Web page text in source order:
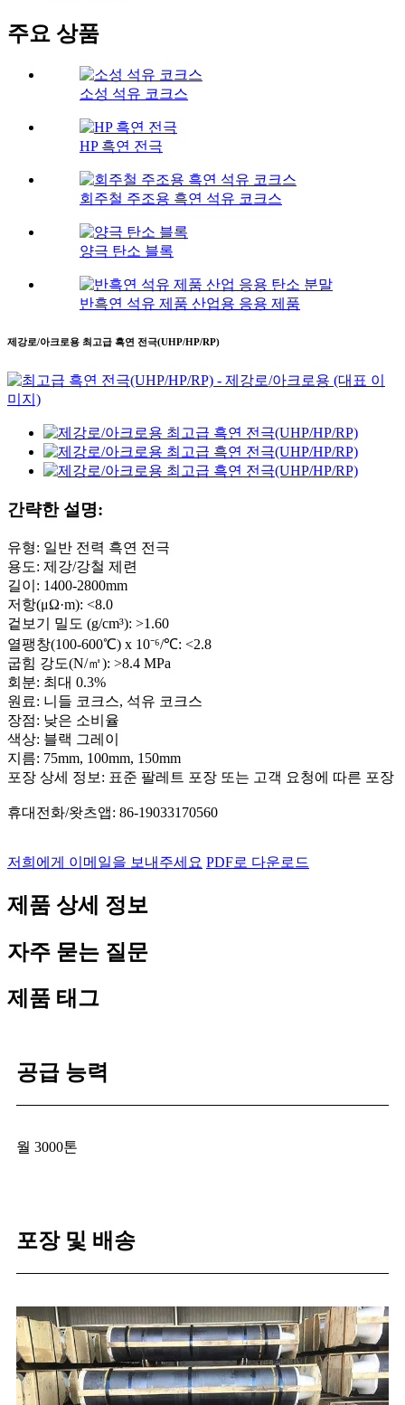
주요 상품
소성 석유 코크스
HP 흑연 전극
회주철 주조용 흑연 석유 코크스
양극 탄소 블록
반흑연 석유 제품 산업용 응용 제품
제강로/아크로용 최고급 흑연 전극(UHP/HP/RP)
간략한 설명:
유형: 일반 전력 흑연 전극
용도: 제강/강철 제련
길이: 1400-2800mm
저항(μΩ·m): <8.0
겉보기 밀도 (g/cm³): >1.60
열팽창(100-600℃) x 10⁻⁶/℃: <2.8
굽힘 강도(N/㎡): >8.4 MPa
회분: 최대 0.3%
원료: 니들 코크스, 석유 코크스
장점: 낮은 소비율
색상: 블랙 그레이
지름: 75mm, 100mm, 150mm
포장 상세 정보: 표준 팔레트 포장 또는 고객 요청에 따른 포장
휴대전화/왓츠앱: 86-19033170560
저희에게 이메일을 보내주세요 PDF로 다운로드
제품 상세 정보
자주 묻는 질문
제품 태그
공급 능력
월 3000톤
포장 및 배송